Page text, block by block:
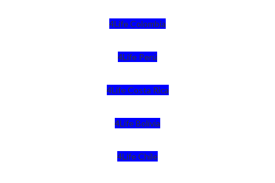
4Life Colombia
4Life Perú
4Life Costa Rica
4Life Bolivia
4Life Chile